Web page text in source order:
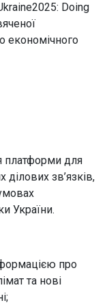
Doing
економічного
платформи для
ділових зв’язків,
України.
про
та нові